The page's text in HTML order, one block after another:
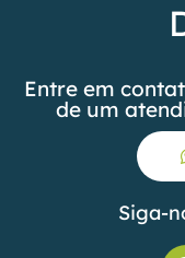
Entre em
de um
Siga-